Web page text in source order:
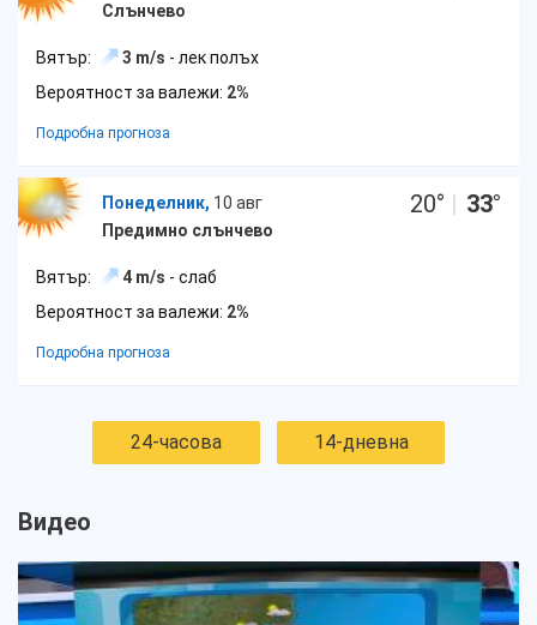
Слънчево
Вятър: 3 m/s - лек полъх
Вероятност за валежи: 2%
Подробна прогноза
Понеделник, 10 авг
Предимно слънчево
20° | 33°
Вятър: 4 m/s - слаб
Вероятност за валежи: 2%
Подробна прогноза
24-часова 14-дневна
Видео